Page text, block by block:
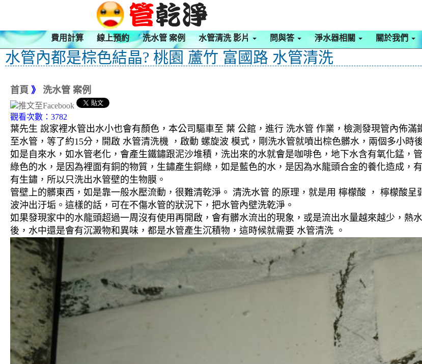
費用計算 線上預約 洗水管 案例 水管清洗 影片 問與答 淨水器相關 關於我們
水管內都是棕色結晶? 桃園 蘆竹 富國路 水管清洗
首頁 》 洗水管 案例
觀看次數：3782
葉先生 說家裡水管出水小也會有顏色，本公司驅車至 葉 公館，進行 洗水管 作業，檢測發現管內佈
至水管，等了約15分，開啟 水管清洗機 ，啟動 螺旋波 模式，剛洗水管就噴出棕色髒水，兩個多小時
如是自來水，如水管老化，會產生鐵鏽跟泥沙堆積，洗出來的水就會是咖啡色，地下水含有氧化錳，
綠色的水，是因為裡面有銅的物質，生鏽產生銅綠，如是藍色的水，是因為水龍頭合金的養化造成，
有生鏽，所以只洗出水管壁的生物膜。
管壁上的髒東西，如是靠一般水壓流動，很難清乾淨。 清洗水管 的原理，就是用 檸檬酸 ， 檸檬酸
波沖出汙垢。這樣的話，可在不傷水管的狀況下，把水管內壁洗乾淨。
如果發現家中的水龍頭超過一周沒有使用再開啟，會有髒水流出的現象，或是流出水量越來越少，熱
後，水中還是會有沉澱物和異味，都是水管產生沉積物，這時候就需要 水管清洗 。